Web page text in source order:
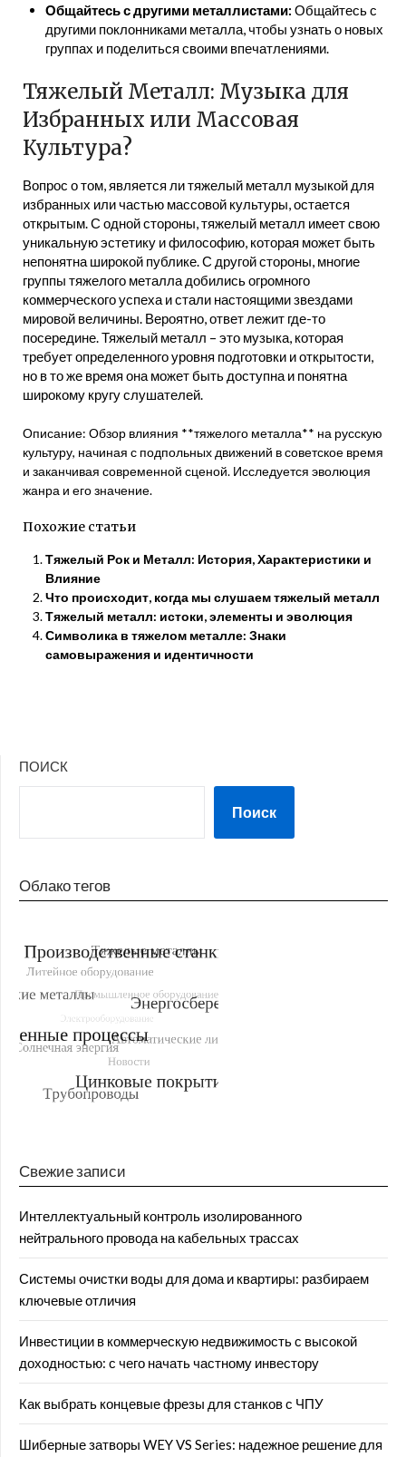
Общайтесь с другими металлистами: Общайтесь с
другими поклонниками металла, чтобы узнать о новых
группах и поделиться своими впечатлениями.
Тяжелый Металл: Музыка для
Избранных или Массовая
Культура?
Вопрос о том, является ли тяжелый металл музыкой для
избранных или частью массовой культуры, остается
открытым. С одной стороны, тяжелый металл имеет свою
уникальную эстетику и философию, которая может быть
непонятна широкой публике. С другой стороны, многие
группы тяжелого металла добились огромного
коммерческого успеха и стали настоящими звездами
мировой величины. Вероятно, ответ лежит где-то
посередине. Тяжелый металл – это музыка, которая
требует определенного уровня подготовки и открытости,
но в то же время она может быть доступна и понятна
широкому кругу слушателей.
Описание: Обзор влияния **тяжелого металла** на русскую
культуру, начиная с подпольных движений в советское время
и заканчивая современной сценой. Исследуется эволюция
жанра и его значение.
Похожие статьи
Тяжелый Рок и Металл: История, Характеристики и
Влияние
Что происходит, когда мы слушаем тяжелый металл
Тяжелый металл: истоки, элементы и эволюция
Символика в тяжелом металле: Знаки
самовыражения и идентичности
ПОИСК
Поиск
Облако тегов
Свежие записи
Интеллектуальный контроль изолированного
нейтрального провода на кабельных трассах
Системы очистки воды для дома и квартиры: разбираем
ключевые отличия
Инвестиции в коммерческую недвижимость с высокой
доходностью: с чего начать частному инвестору
Как выбрать концевые фрезы для станков с ЧПУ
Шиберные затворы WEY VS Series: надежное решение для